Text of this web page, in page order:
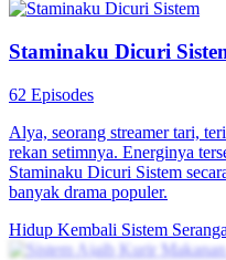
Staminaku Dicuri
62 Episodes
Alya, seorang streamer tari,
rekan setimnya. Energinya
Staminaku Dicuri Sistem
banyak drama populer.
Hidup Kembali Sistem